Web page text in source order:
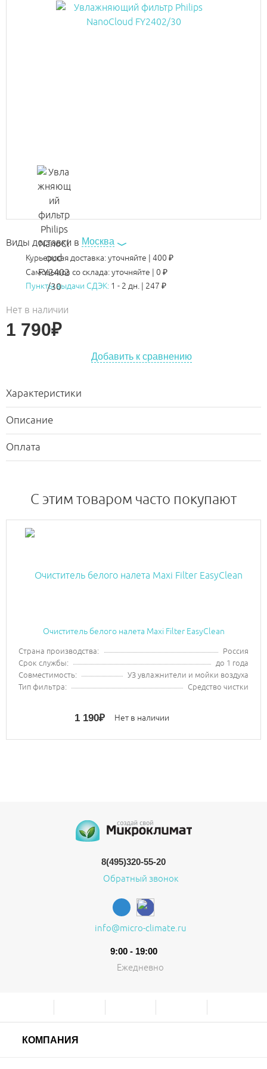
Виды доставки в Москва
Курьерская доставка:уточняйте | 400 ₽
Самовывоз со склада:уточняйте | 0 ₽
Пункты выдачи СДЭК: 1 - 2 дн. | 247 ₽
Нет в наличии
1 790₽
Добавить к сравнению
Характеристики
Описание
Оплата
C этим товаром часто покупают
Очиститель белого налета Maxi Filter EasyClean
Страна производства:
Россия
Срок службы:
до 1 года
Совместимость:
УЗ увлажнители и мойки воздуха
Тип фильтра:
Средство чистки
1 190₽ Нет в наличии
8(495)320-55-20
Обратный звонок
info@micro-climate.ru
9:00 - 19:00
Ежедневно
КОМПАНИЯ